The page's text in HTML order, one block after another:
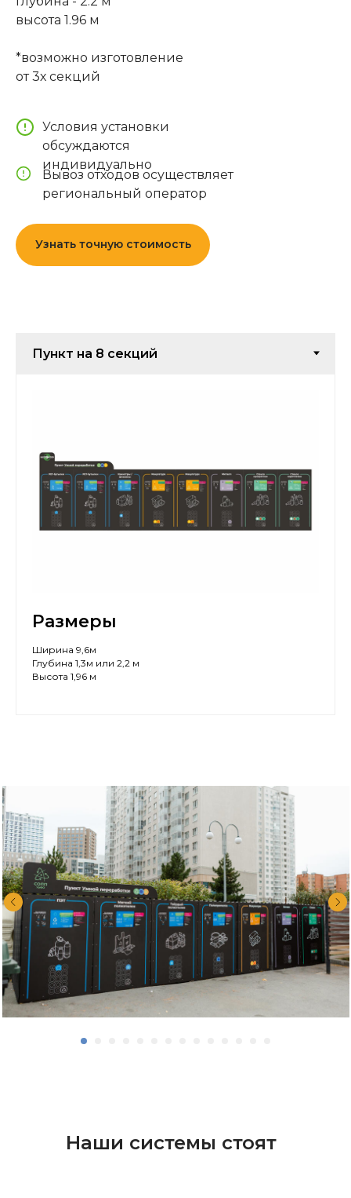
высота 1.96 м
*возможно изготовление
от 3х секций
Условия установки
обсуждаются
индивидуально
Узнать точную стоимость
Вывоз отходов осуществляет
региональный оператор
Размеры
Ширина 9,6м
Глубина 1,3м или 2,2 м
Высота 1,96 м
Наши системы стоят